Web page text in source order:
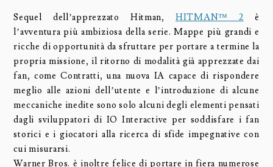
Sequel dell’apprezzato Hitman, HITMAN™ 2 è
l’avventura più ambiziosa della serie. Mappe più grandi e
ricche di opportunità da sfruttare per portare a termine la
propria missione, il ritorno di modalità già apprezzate dai
fan, come Contratti, una nuova IA capace di rispondere
meglio alle azioni dell’utente e l’introduzione di alcune
meccaniche inedite sono solo alcuni degli elementi pensati
dagli sviluppatori di IO Interactive per soddisfare i fan
storici e i giocatori alla ricerca di sfide impegnative con
cui misurarsi.
Warner Bros. è inoltre felice di portare in fiera numerose